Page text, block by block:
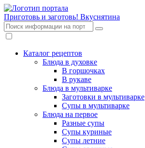
Приготовь и заготовь! Вкуснятина
Каталог рецептов
Блюда в духовке
В горшочках
В рукаве
Блюда в мультиварке
Заготовки в мультиварке
Супы в мультиварке
Блюда на первое
Разные супы
Супы куриные
Супы летние